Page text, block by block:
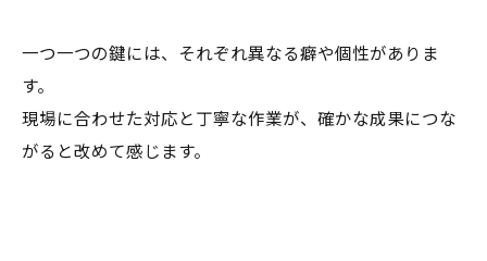
一つ一つの鍵には、それぞれ異なる癖や個性がありま
す。
現場に合わせた対応と丁寧な作業が、確かな成果につな
がると改めて感じます。